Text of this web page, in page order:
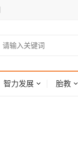
智力发展 胎教